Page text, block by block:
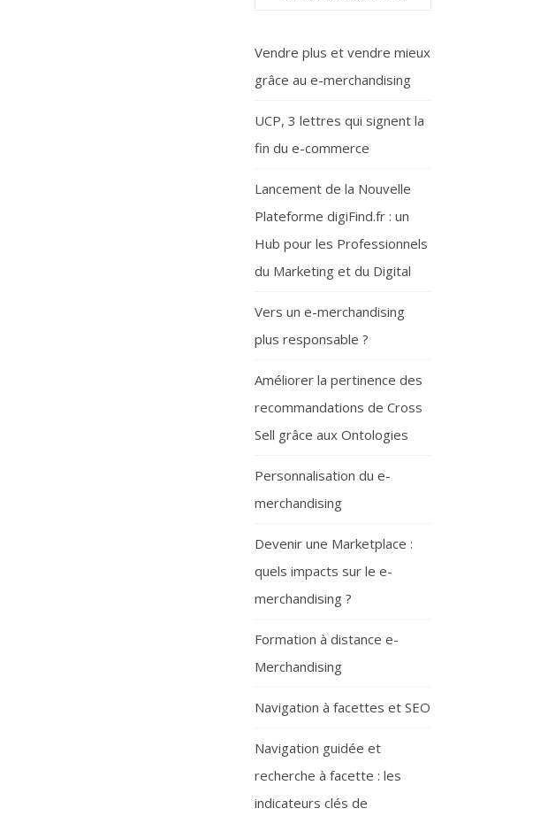
Vendre plus et vendre mieux
grâce au e-merchandising
UCP, 3 lettres qui signent la
fin du e-commerce
Lancement de la Nouvelle
Plateforme digiFind.fr : un
Hub pour les Professionnels
du Marketing et du Digital
Vers un e-merchandising
plus responsable ?
Améliorer la pertinence des
recommandations de Cross
Sell grâce aux Ontologies
Personnalisation du e-
merchandising
Devenir une Marketplace :
quels impacts sur le e-
merchandising ?
Formation à distance e-
Merchandising
Navigation à facettes et SEO
Navigation guidée et
recherche à facette : les
indicateurs clés de